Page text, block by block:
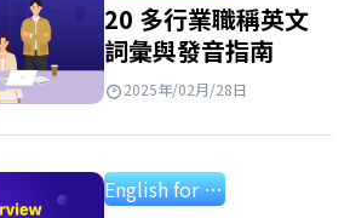
20 多行業職稱英文
詞彙與發音指南
2025年/02月/28日
English for professional